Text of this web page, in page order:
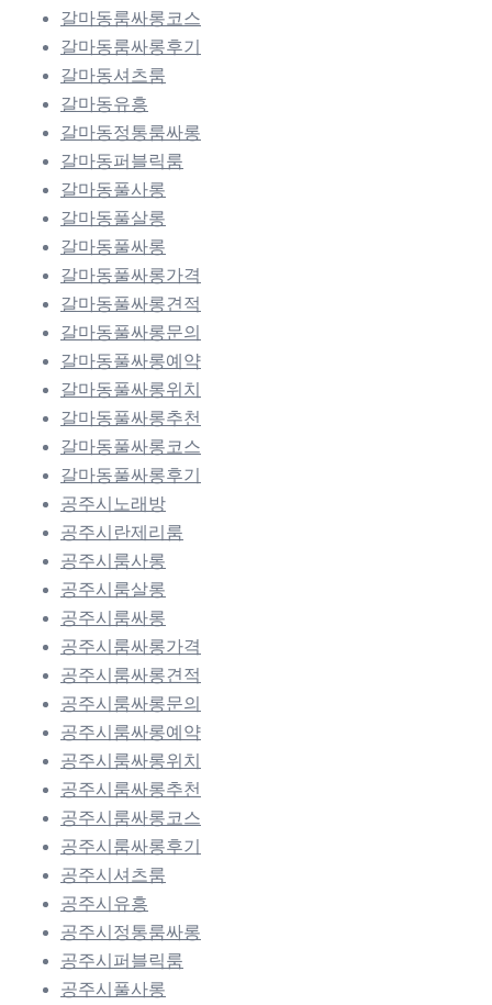
갈마동룸싸롱코스
갈마동룸싸롱후기
갈마동셔츠룸
갈마동유흥
갈마동정통룸싸롱
갈마동퍼블릭룸
갈마동풀사롱
갈마동풀살롱
갈마동풀싸롱
갈마동풀싸롱가격
갈마동풀싸롱견적
갈마동풀싸롱문의
갈마동풀싸롱예약
갈마동풀싸롱위치
갈마동풀싸롱추천
갈마동풀싸롱코스
갈마동풀싸롱후기
공주시노래방
공주시란제리룸
공주시룸사롱
공주시룸살롱
공주시룸싸롱
공주시룸싸롱가격
공주시룸싸롱견적
공주시룸싸롱문의
공주시룸싸롱예약
공주시룸싸롱위치
공주시룸싸롱추천
공주시룸싸롱코스
공주시룸싸롱후기
공주시셔츠룸
공주시유흥
공주시정통룸싸롱
공주시퍼블릭룸
공주시풀사롱